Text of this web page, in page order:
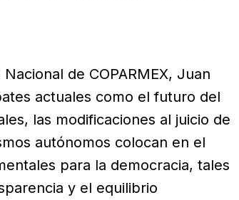
de COPARMEX, Juan
actuales como el futuro del
las modificaciones al juicio de
autónomos colocan en el
para la democracia, tales
y el equilibrio